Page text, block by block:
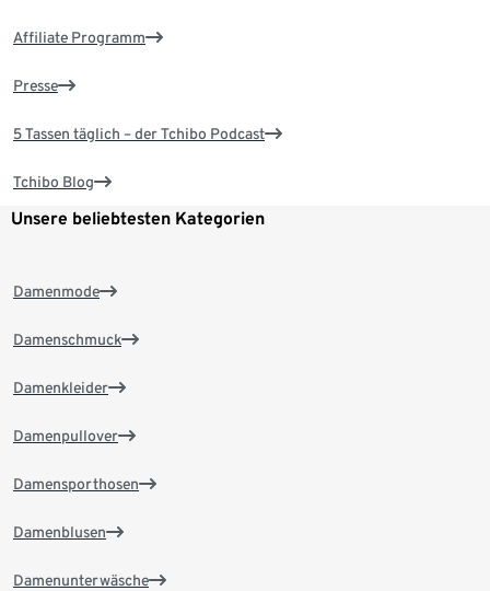
Affiliate Programm
Presse
5 Tassen täglich – der Tchibo Podcast
Tchibo Blog
Unsere beliebtesten Kategorien
Damenmode
Damenschmuck
Damenkleider
Damenpullover
Damensporthosen
Damenblusen
Damenunterwäsche